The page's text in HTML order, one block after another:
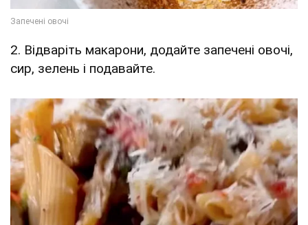
2. Відваріть макарони, додайте запечені овочі,
сир, зелень і подавайте.